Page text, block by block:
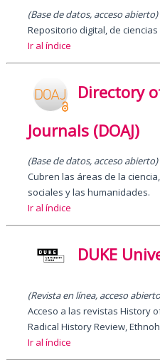
(Base de datos, acceso abierto)
Repositorio digital, de
Ir al índice
Directory
Journals (DOAJ)
(Base de datos, acceso abierto)
Cubren las áreas de la
sociales y las humanidades.
Ir al índice
DUKE
(Revista en línea, acceso
Acceso a las revistas History
Radical History Review,
Ir al índice